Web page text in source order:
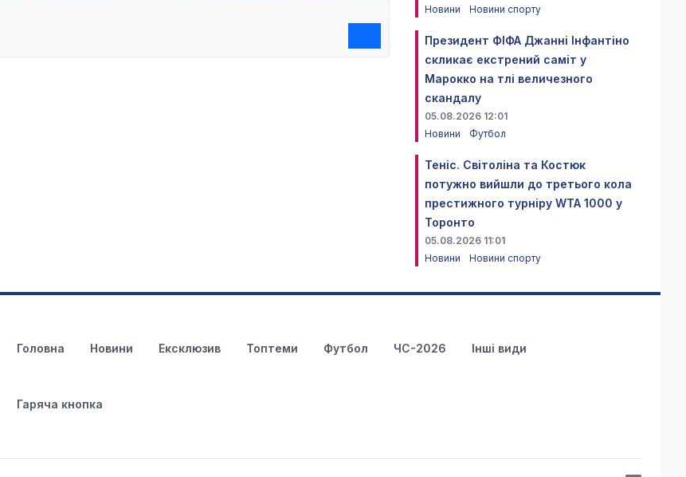
Новини
Новини спорту
Президент ФІФА Джанні Інфантіно
скликає екстрений саміт у
Марокко на тлі величезного
скандалу
05.08.2026 12:01
Новини
Футбол
Теніс. Світоліна та Костюк
потужно вийшли до третього кола
престижного турніру WTA 1000 у
Торонто
05.08.2026 11:01
Новини
Новини спорту
Головна Новини Ексклюзив Топтеми Футбол ЧС-2026 Інші види
Гаряча кнопка